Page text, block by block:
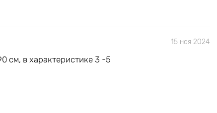
15 ноя 2024
см, в характеристике 3 -5